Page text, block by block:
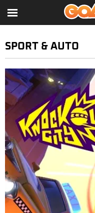
SPORT & AUTO